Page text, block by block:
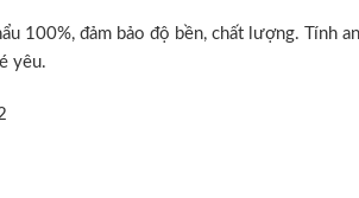
100%, đảm bảo độ bền, chất lượng. Tính
yêu.